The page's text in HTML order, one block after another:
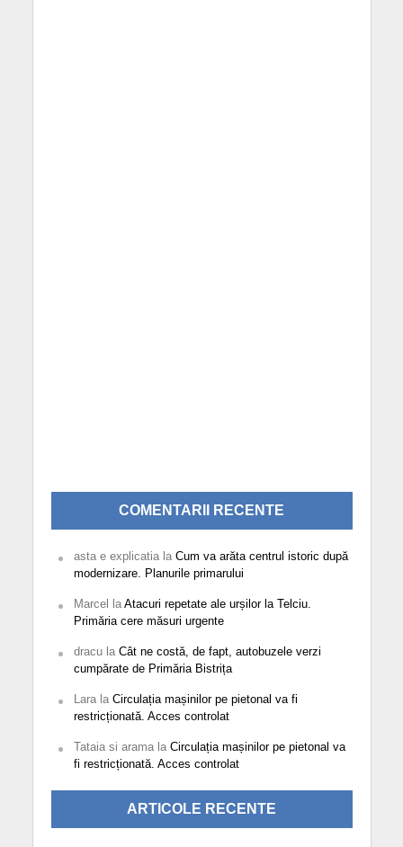
COMENTARII RECENTE
asta e explicatiala Cum va arăta centrul istoric după
modernizare. Planurile primarului
Marcel la Atacuri repetate ale urșilor la Telciu.
Primăria cere măsuri urgente
dracula Cât ne costă, de fapt, autobuzele verzi
cumpărate de Primăria Bistrița
Larala Circulația mașinilor pe pietonal va fi
restricționată. Acces controlat
Tataia si aramala Circulația mașinilor pe pietonal va
fi restricționată. Acces controlat
ARTICOLE RECENTE